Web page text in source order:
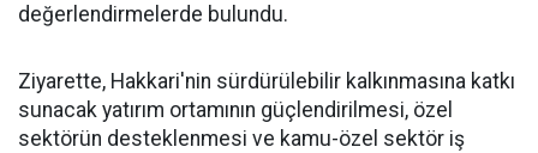
değerlendirmelerde bulundu.
Ziyarette, Hakkari'nin sürdürülebilir kalkınmasına katkı
sunacak yatırım ortamının güçlendirilmesi, özel
sektörün desteklenmesi ve kamu-özel sektör iş